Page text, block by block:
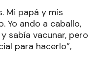
Mi papá y mis
Yo ando a caballo,
sabía vacunar, pero
para hacerlo”,